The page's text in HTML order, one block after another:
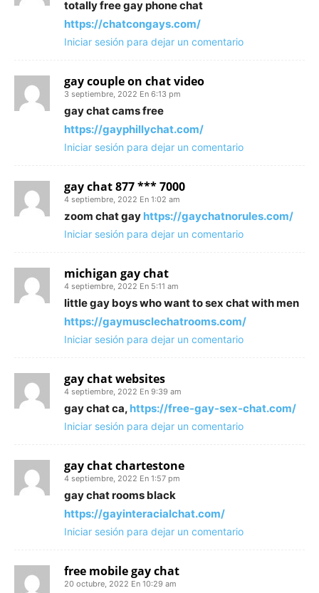
totally free gay phone chat
https://chatcongays.com/
Iniciar sesión para dejar un comentario
gay couple on chat video
3 septiembre, 2022 En 6:13 pm
gay chat cams free
https://gayphillychat.com/
Iniciar sesión para dejar un comentario
gay chat 877 *** 7000
4 septiembre, 2022 En 1:02 am
zoom chat gay https://gaychatnorules.com/
Iniciar sesión para dejar un comentario
michigan gay chat
4 septiembre, 2022 En 5:11 am
little gay boys who want to sex chat with men
https://gaymusclechatrooms.com/
Iniciar sesión para dejar un comentario
gay chat websites
4 septiembre, 2022 En 9:39 am
gay chat ca, https://free-gay-sex-chat.com/
Iniciar sesión para dejar un comentario
gay chat chartestone
4 septiembre, 2022 En 1:57 pm
gay chat rooms black
https://gayinteracialchat.com/
Iniciar sesión para dejar un comentario
free mobile gay chat
20 octubre, 2022 En 10:29 am